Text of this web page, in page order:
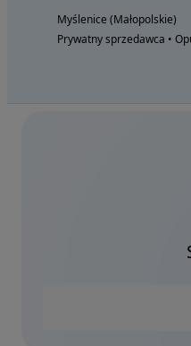
Myślenice (Małopolskie)
Prywatny sprzedawca •